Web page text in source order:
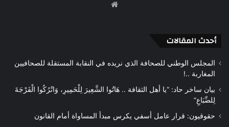
أحدث المقالات
المجلس الوطني للصحافة الذي نريده في النقابة المستقلة للصحافيين
المغاربة ..!
بيان ساخر حاد: “يا أهل الثقافة .. هَاتُوا الشَّعِيرَ لِلْحَمِيرِ، وَاتْرُكُوا الْفَرْجَةَ
لِلضِّبَاعِ”
حقوقيون: قرار عامل أسفي يكرس مبدأ المساواة أمام القانون